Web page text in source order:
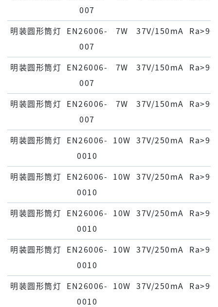
007
明装圆形筒灯
EN26006-
007
7W 37V/150mA Ra>90
明装圆形筒灯
EN26006-
007
7W 37V/150mA Ra>90
明装圆形筒灯
EN26006-
007
7W 37V/150mA Ra>90
明装圆形筒灯
EN26006-
0010
10W 37V/250mA Ra>90
明装圆形筒灯
EN26006-
0010
10W 37V/250mA Ra>90
明装圆形筒灯
EN26006-
0010
10W 37V/250mA Ra>90
明装圆形筒灯
EN26006-
0010
10W 37V/250mA Ra>90
明装圆形筒灯
EN26006-
0010
10W 37V/250mA Ra>90